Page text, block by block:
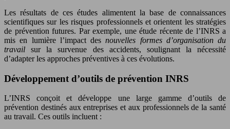
Les résultats de ces études alimentent la base de connaissances
scientifiques sur les risques professionnels et orientent les stratégies
de prévention futures. Par exemple, une étude récente de l’INRS a
mis en lumière l’impact desnouvelles formes d’organisation du
travailsur la survenue des accidents, soulignant la nécessité
d’adapter les approches préventives à ces évolutions.
Développement d’outils de prévention INRS
L’INRS conçoit et développe une large gamme d’outils de
prévention destinés aux entreprises et aux professionnels de la santé
au travail. Ces outils incluent :